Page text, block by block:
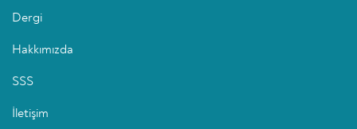
Dergi
Hakkımızda
SSS
İletişim